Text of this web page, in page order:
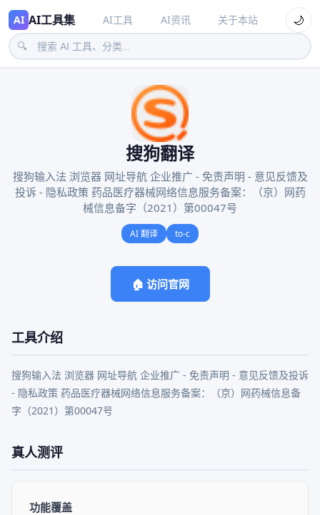
AI AI工具集
🔍
AI工具 AI资讯 关于本站 🌙
搜狗翻译
搜狗输入法 浏览器 网址导航 企业推广 - 免责声明 - 意见反馈及
投诉 - 隐私政策 药品医疗器械网络信息服务备案：（京）网药
械信息备字（2021）第00047号
AI 翻译 to-c
🏠 访问官网
工具介绍
搜狗输入法 浏览器 网址导航 企业推广 - 免责声明 - 意见反馈及投诉
- 隐私政策 药品医疗器械网络信息服务备案：（京）网药械信息备
字（2021）第00047号
真人测评
功能覆盖